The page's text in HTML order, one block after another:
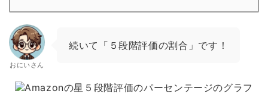
おにいさん
続いて「５段階評価の割合」です！